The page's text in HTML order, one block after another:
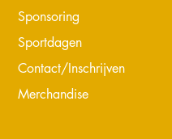
Sponsoring
Sportdagen
Contact/Inschrijven
Merchandise